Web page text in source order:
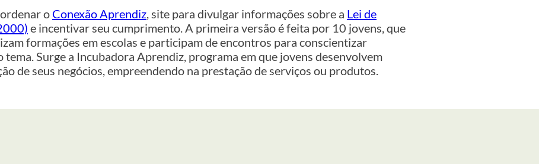
o Conexão Aprendiz, site para divulgar informações sobre a Lei de
e incentivar seu cumprimento. A primeira versão é feita por 10 jovens, que
formações em escolas e participam de encontros para conscientizar
tema. Surge a Incubadora Aprendiz, programa em que jovens desenvolvem
de seus negócios, empreendendo na prestação de serviços ou produtos.